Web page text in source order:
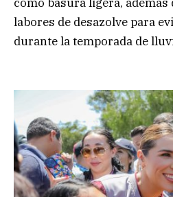
labores de desazolve para
durante la temporada de